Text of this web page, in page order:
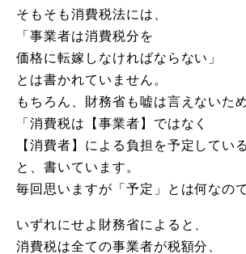
そもそも消費税法には、
「事業者は消費税分を
価格に転嫁しなければならない」
とは書かれていません。
もちろん、財務省も嘘は言えないため
「消費税は【事業者】ではなく
【消費者】による負担を予定してい
と、書いています。
毎回思いますが「予定」とは何なの
いずれにせよ財務省によると、
消費税は全ての事業者が税額分、